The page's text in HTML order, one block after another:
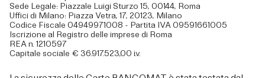
Sede Legale: Piazzale Luigi Sturzo 15, 00144, Roma
Uffici di Milano: Piazza Vetra, 17, 20123, Milano
Codice Fiscale 04949971008 - Partita IVA 09591661005
Iscrizione al Registro delle imprese di Roma
REA n. 1210597
Capitale sociale € 36.917.523,00 i.v.